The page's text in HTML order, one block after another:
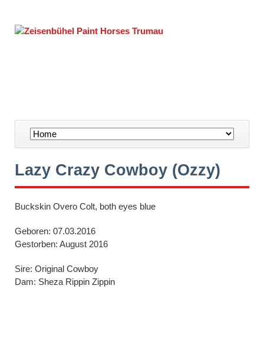
Navigation
überspringen
Lazy Crazy Cowboy (Ozzy)
Buckskin Overo Colt, both eyes blue
Geboren: 07.03.2016
Gestorben: August 2016
Sire: Original Cowboy
Dam: Sheza Rippin Zippin